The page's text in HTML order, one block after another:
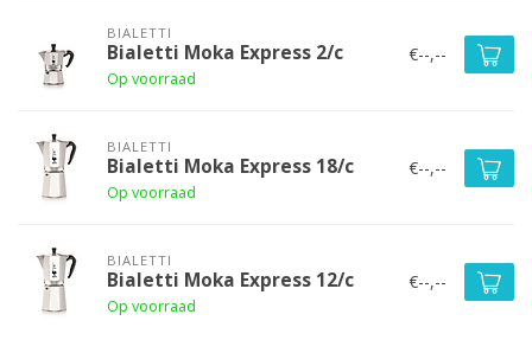
BIALETTI
Bialetti Moka Express 2/c
Op voorraad
€--,--
BIALETTI
Bialetti Moka Express 18/c
Op voorraad
€--,--
BIALETTI
Bialetti Moka Express 12/c
Op voorraad
€--,--